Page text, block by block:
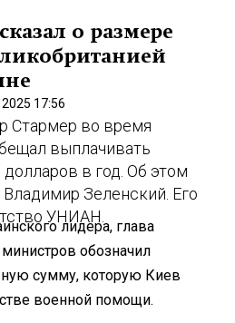
о размере
17:56
Стармер во время
выплачивать
в год. Об этом
Зеленский. Его
УНИАН.
лидера, глава
обозначил
сумму, которую Киев
военной помощи.